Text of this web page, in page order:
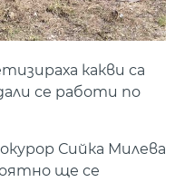
какви са
се работи по
Сийка Милева
ще се